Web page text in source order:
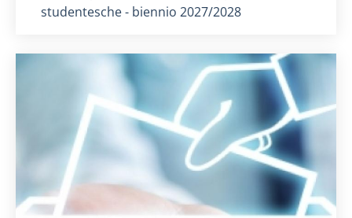
studentesche - biennio 2027/2028